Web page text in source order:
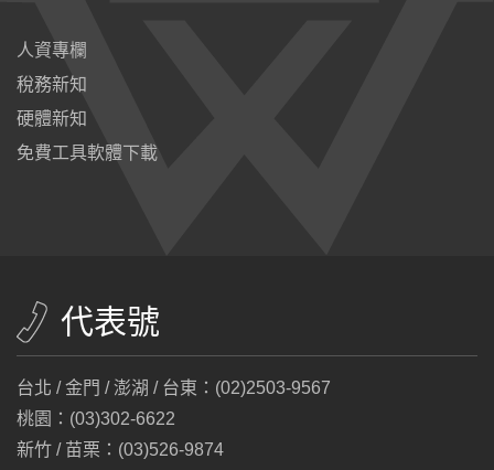
人資專欄
稅務新知
硬體新知
免費工具軟體下載
代表號
台北 / 金門 / 澎湖 / 台東：(02)2503-9567
桃園：(03)302-6622
新竹 / 苗栗：(03)526-9874